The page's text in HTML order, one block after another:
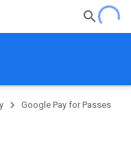
Google Pay for Passes